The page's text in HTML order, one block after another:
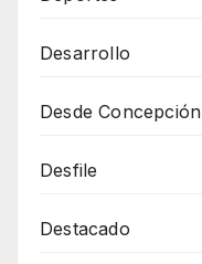
Desarrollo
Desde Concepción
Desfile
Destacado